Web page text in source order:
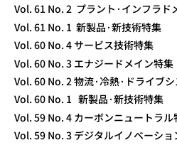
Vol. 61 No. 2 プラント·インフラド
Vol. 61 No. 1 新製品·新技術特集
Vol. 60 No. 4 サービス技術特集
Vol. 60 No. 3 エナジードメイン特集
Vol. 60 No. 2 物流·冷熱·ドライブ
Vol. 60 No. 1 新製品·新技術特集
Vol. 59 No. 4 カーボンニュートラル
Vol. 59 No. 3 デジタルイノベーショ